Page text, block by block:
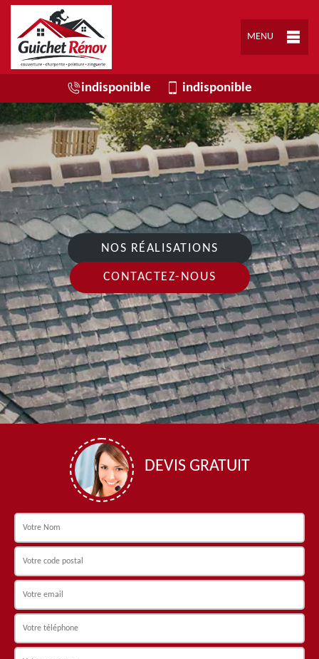
MENU
indisponible indisponible
NOS RÉALISATIONS
CONTACTEZ-NOUS
DEVIS GRATUIT